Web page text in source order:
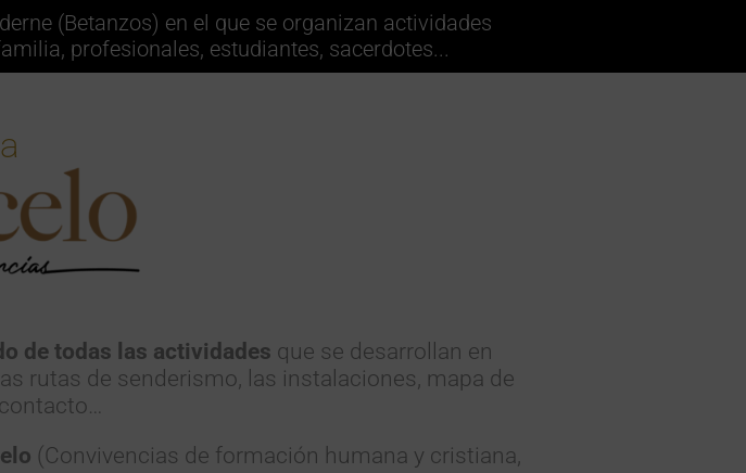
(Betanzos) en el que se organizan actividades
profesionales, estudiantes, sacerdotes...
de todas las actividades que se desarrollan en
rutas de senderismo, las instalaciones, mapa de
(Convivencias de formación humana y cristiana,